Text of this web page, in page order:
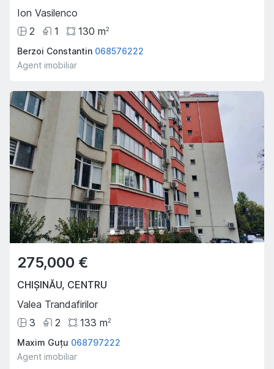
Ion Vasilenco
2
1 130 m2
Berzoi Constantin 068576222
Agent imobiliar
275,000 €
CHIȘINĂU, CENTRU
Valea Trandafirilor
3
2 133 m2
Maxim Guțu 068797222
Agent imobiliar